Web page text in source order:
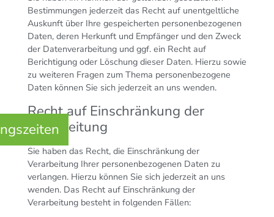
Bestimmungen jederzeit das Recht auf unentgeltliche
Auskunft über Ihre gespeicherten personenbezogenen
Daten, deren Herkunft und Empfänger und den Zweck
der Datenverarbeitung und ggf. ein Recht auf
Berichtigung oder Löschung dieser Daten. Hierzu sowie
zu weiteren Fragen zum Thema personenbezogene
Daten können Sie sich jederzeit an uns wenden.
Recht auf Einschränkung der
Verarbeitung
Sie haben das Recht, die Einschränkung der
Verarbeitung Ihrer personenbezogenen Daten zu
verlangen. Hierzu können Sie sich jederzeit an uns
wenden. Das Recht auf Einschränkung der
Verarbeitung besteht in folgenden Fällen: